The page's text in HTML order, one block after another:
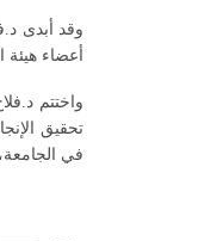
وقد أبدى
أعضاء
واختتم
تحقيق
في